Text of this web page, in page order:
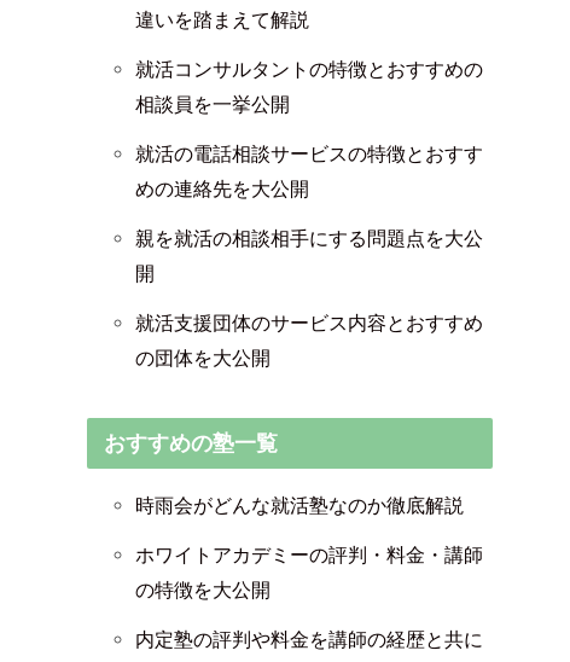
違いを踏まえて解説
就活コンサルタントの特徴とおすすめの
相談員を一挙公開
就活の電話相談サービスの特徴とおすす
めの連絡先を大公開
親を就活の相談相手にする問題点を大公
開
就活支援団体のサービス内容とおすすめ
の団体を大公開
おすすめの塾一覧
時雨会がどんな就活塾なのか徹底解説
ホワイトアカデミーの評判・料金・講師
の特徴を大公開
内定塾の評判や料金を講師の経歴と共に